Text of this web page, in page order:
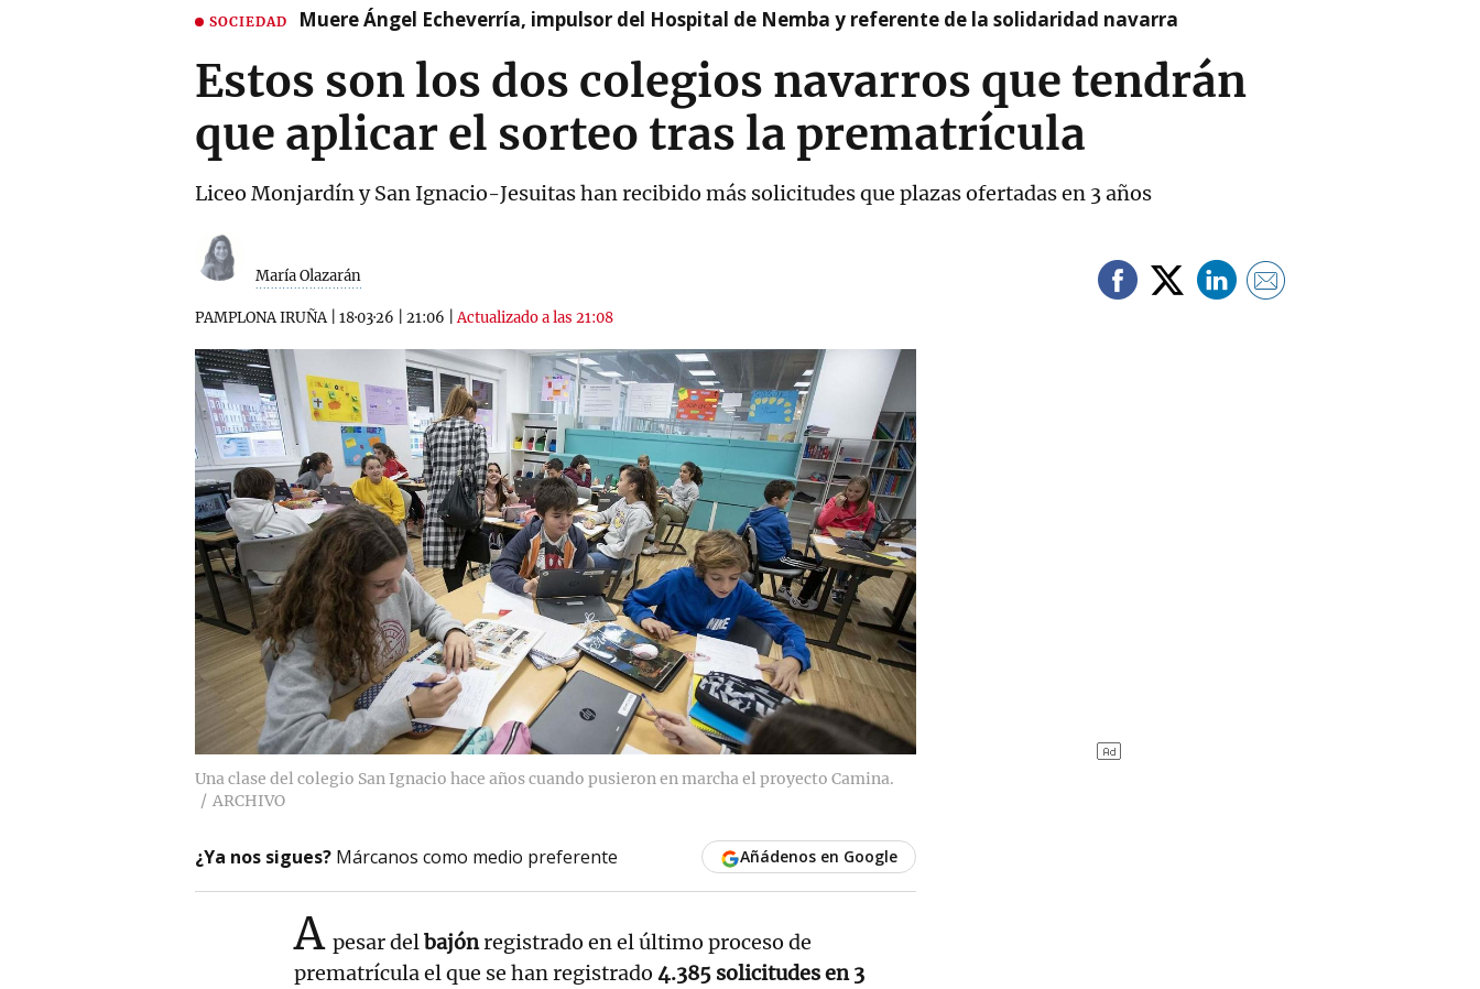
SOCIEDAD Muere Ángel Echeverría, impulsor del Hospital de Nemba y referente de la solidaridad navarra
Estos son los dos colegios navarros que tendrán
que aplicar el sorteo tras la prematrícula
Liceo Monjardín y San Ignacio-Jesuitas han recibido más solicitudes que plazas ofertadas en 3 años
María Olazarán
PAMPLONA IRUÑA| 18·03·26 21:06 |Actualizado a las 21:08
Una clase del colegio San Ignacio hace años cuando pusieron en marcha el proyecto Camina.
ARCHIVO
¿Ya nos sigues? Márcanos como medio preferente Añádenos en Google
A pesar delbajónregistrado en el último proceso de
prematrícula el que se han registrado 4.385 solicitudes en 3